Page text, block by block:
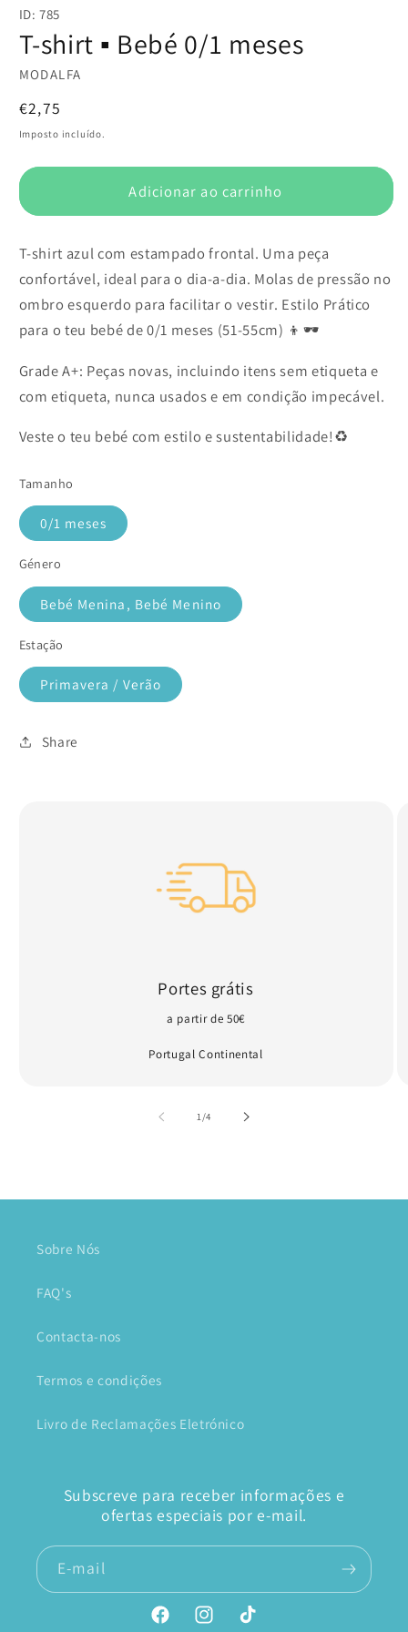
multimédia
em
modal
ID: 785
T-shirt ▪️ Bebé 0/1 meses
MODALFA
Preço
normal
€2,75
Imposto incluído.
Adicionar ao carrinho
T-shirt azul com estampado frontal. Uma peça
confortável, ideal para o dia-a-dia. Molas de pressão no
ombro esquerdo para facilitar o vestir. Estilo Prático
para o teu bebé de 0/1 meses (51-55cm) 👦🕶️
Grade A+: Peças novas, incluindo itens sem etiqueta e
com etiqueta, nunca usados e em condição impecável.
Veste o teu bebé com estilo e sustentabilidade!♻️
Tamanho
0/1 meses
Género
Bebé Menina, Bebé Menino
Estação
Primavera / Verão
Share
Portes grátis
a partir de 50€
Portugal Continental
1/de
4
Sobre Nós
FAQ's
Contacta-nos
Termos e condições
Livro de Reclamações Eletrónico
Subscreve para receber informações e
ofertas especiais por e-mail.
E-mail
FacebookInstagramTikTok